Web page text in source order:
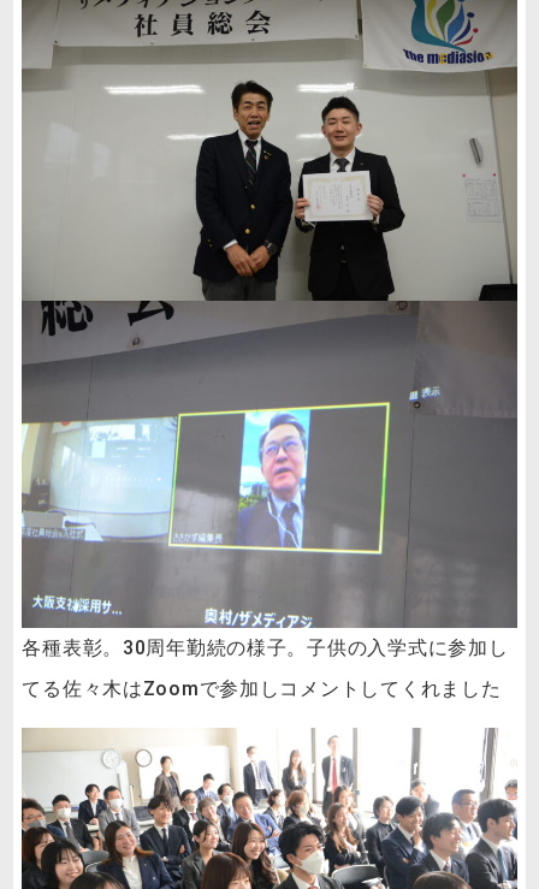
各種表彰。30周年勤続の様子。子供の入学式に参加し
てる佐々木はZoomで参加しコメントしてくれました